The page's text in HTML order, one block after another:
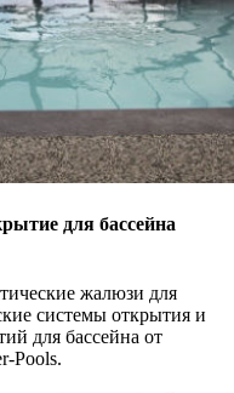
для бассейна
жалюзи для
системы открытия и
для бассейна от
Pools.